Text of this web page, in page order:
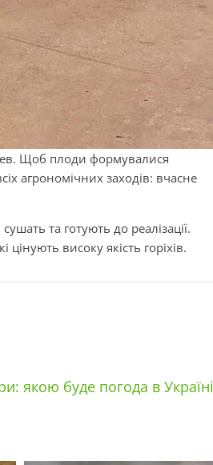
Щоб плоди формувалися
агрономічних заходів: вчасне
та готують до реалізації.
високу якість горіхів.
якою буде погода в Україні